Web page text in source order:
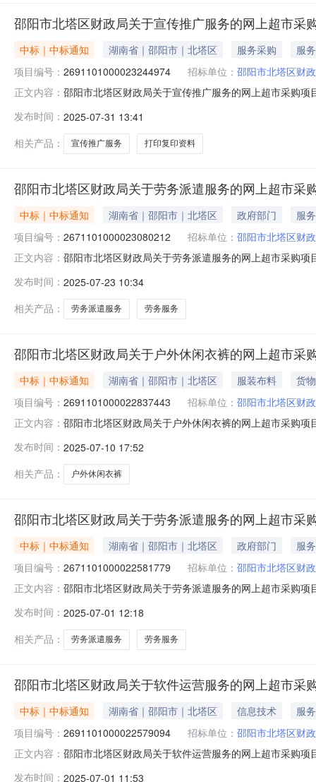
邵阳市北塔区财政局关于宣传推广服务的网上超市采
中标｜中标通知 湖南省｜邵阳市｜北塔区 服务采购
服务
项目编号： 2691101000023244974 招标单位： 邵阳市北塔区财
正文内容： 邵阳市北塔区财政局关于宣传推广服务的网上超市采购
称:湖南省邵阳市北塔区报价起止时间:-二、采购单位信
发布时间： 2025-07-31 13:41
相关产品：
宣传推广服务 打印复印资料
邵阳市北塔区财政局关于劳务派遣服务的网上超市采
中标｜中标通知 湖南省｜邵阳市｜北塔区 政府部门
服务
项目编号： 2671101000023080212 招标单位： 邵阳市北塔区财
正文内容： 邵阳市北塔区财政局关于劳务派遣服务的网上超市采购
称:湖南省邵阳市北塔区报价起止时间:-二、采购单位信
发布时间： 2025-07-23 10:34
相关产品：
劳务派遣服务 劳务服务
邵阳市北塔区财政局关于户外休闲衣裤的网上超市采
中标｜中标通知 湖南省｜邵阳市｜北塔区 服装布料
货物
项目编号： 2691101000022837443 招标单位： 邵阳市北塔区财
正文内容： 邵阳市北塔区财政局关于户外休闲衣裤的网上超市采购
称:湖南省邵阳市北塔区报价起止时间:-二、采购单位信
发布时间： 2025-07-10 17:52
相关产品：
户外休闲衣裤
邵阳市北塔区财政局关于劳务派遣服务的网上超市采
中标｜中标通知 湖南省｜邵阳市｜北塔区 政府部门
服务
项目编号： 2671101000022581779 招标单位： 邵阳市北塔区财
正文内容： 邵阳市北塔区财政局关于劳务派遣服务的网上超市采购
称:湖南省邵阳市北塔区报价起止时间:-二、采购单位信
发布时间： 2025-07-01 12:18
相关产品：
劳务派遣服务 劳务服务
邵阳市北塔区财政局关于软件运营服务的网上超市采
中标｜中标通知 湖南省｜邵阳市｜北塔区 信息技术
服务
项目编号： 2691101000022579094 招标单位： 邵阳市北塔区财
正文内容： 邵阳市北塔区财政局关于软件运营服务的网上超市采购
发布时间： 2025-07-01 11:53